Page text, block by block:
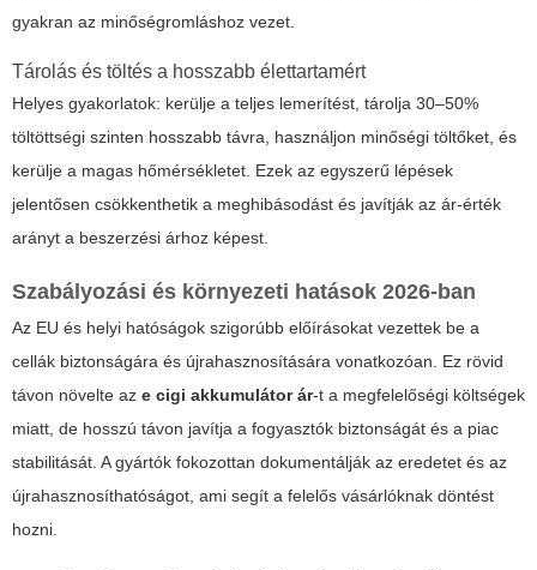
gyakran az minőségromláshoz vezet.
Tárolás és töltés a hosszabb élettartamért
Helyes gyakorlatok: kerülje a teljes lemerítést, tárolja 30–50%
töltöttségi szinten hosszabb távra, használjon minőségi töltőket, és
kerülje a magas hőmérsékletet. Ezek az egyszerű lépések
jelentősen csökkenthetik a meghibásodást és javítják az ár-érték
arányt a beszerzési árhoz képest.
Szabályozási és környezeti hatások 2026-ban
Az EU és helyi hatóságok szigorúbb előírásokat vezettek be a
cellák biztonságára és újrahasznosítására vonatkozóan. Ez rövid
távon növelte az e cigi akkumulátor ár-t a megfelelőségi költségek
miatt, de hosszú távon javítja a fogyasztók biztonságát és a piac
stabilitását. A gyártók fokozottan dokumentálják az eredetet és az
újrahasznosíthatóságot, ami segít a felelős vásárlóknak döntést
hozni.